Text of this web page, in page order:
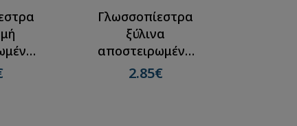
Γλωσσοπίεστρα
ξύλινα
αποστειρωμένα
(100τεμ)
2.85€